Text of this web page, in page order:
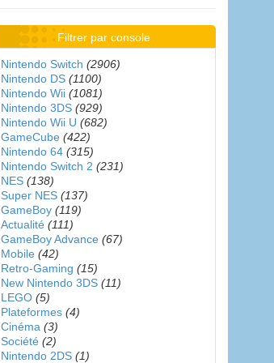
Filtrer par console
Nintendo Switch (2906)
Nintendo DS (1100)
Nintendo Wii (1081)
Nintendo 3DS (929)
Nintendo Wii U (682)
GameCube (422)
Nintendo 64 (315)
Nintendo Switch 2 (231)
NES (138)
Super NES (137)
GameBoy (119)
Actualité (111)
GameBoy Advance (67)
Mobile (42)
Retro-Gaming (15)
New Nintendo 3DS (11)
LEGO (5)
Plateformes (4)
Cinéma (3)
Société (2)
Nintendo 2DS (1)